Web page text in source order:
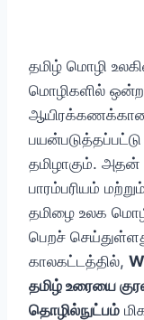
தமிழ் மொழி
மொழிகளில்
தமிழாகும்.
பாரம்பரியம்
தமிழை உலக
பெறச்
காலகட்டத்தில்,
தமிழ் உரையை
தொழில்நுட்பம்